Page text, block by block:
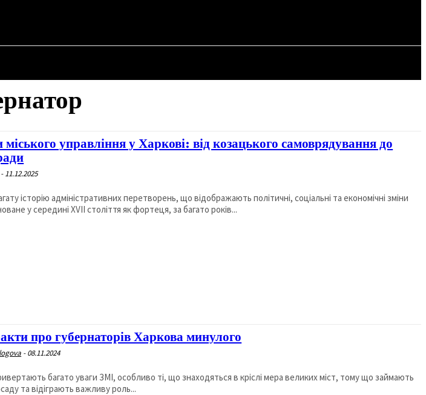
управління у Харкові: від козацького самоврядування до
- 11.12.2025
історію адміністративних перетворень, що відображають політичні, соціальні та економічні зміни
у середині XVII століття як фортеця, за багато років...
про губернаторів Харкова минулого
- 08.11.2024
багато уваги ЗМІ, особливо ті, що знаходяться в кріслі мера великих міст, тому що займають
та відіграють важливу роль...